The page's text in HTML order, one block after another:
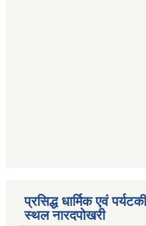
प्रसिद्ध धार्मिक एवं
स्थल नारदपोखरी